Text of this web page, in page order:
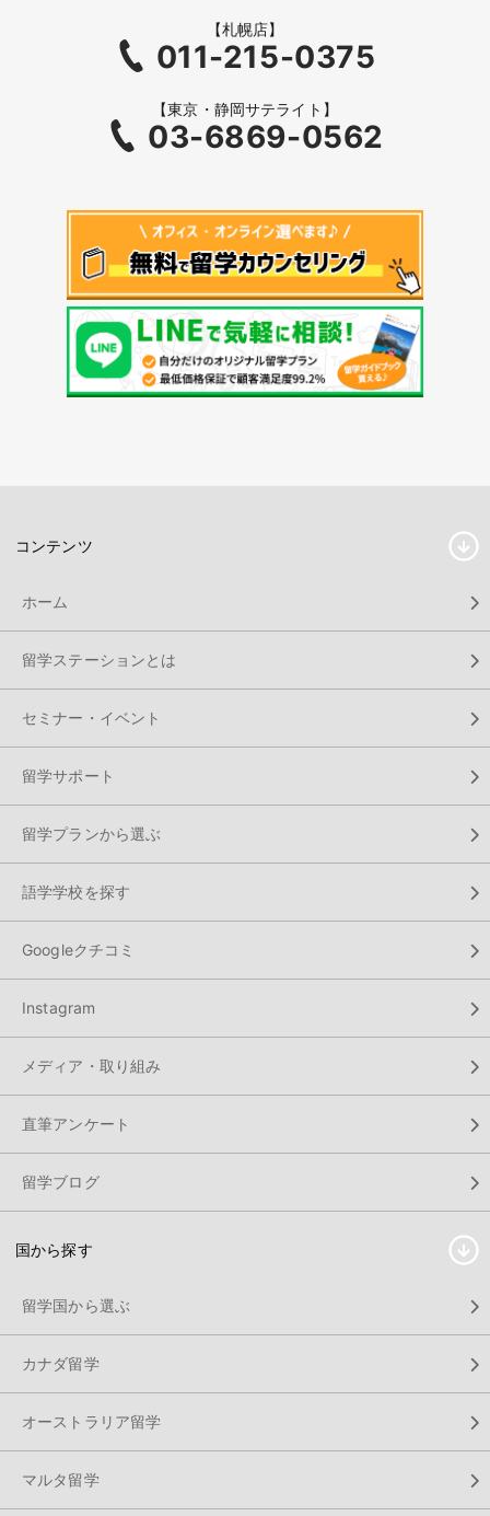
【札幌店】
011-215-0375
【東京・静岡サテライト】
03-6869-0562
コンテンツ
ホーム
留学ステーションとは
セミナー・イベント
留学サポート
留学プランから選ぶ
語学学校を探す
Googleクチコミ
Instagram
メディア・取り組み
直筆アンケート
留学ブログ
国から探す
留学国から選ぶ
カナダ留学
オーストラリア留学
マルタ留学